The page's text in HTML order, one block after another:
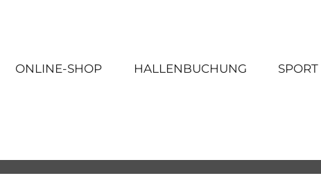
ONLINE-SHOP HALLENBUCHUNG SPORT